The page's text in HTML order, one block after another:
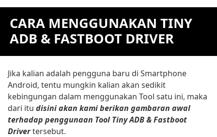
CARA MENGGUNAKAN TINY
ADB & FASTBOOT DRIVER
Jika kalian adalah pengguna baru di Smartphone
Android, tentu mungkin kalian akan sedikit
kebingungan dalam menggunakan Tool satu ini, maka
dari itu disini akan kami berikan gambaran awal
terhadap penggunaan Tool Tiny ADB & Fastboot
Drivertersebut.